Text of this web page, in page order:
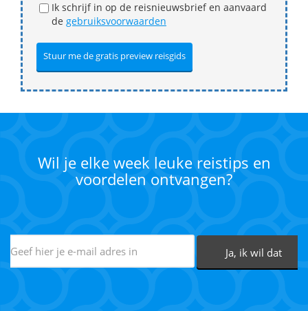
Ik schrijf in op de reisnieuwsbrief en aanvaard
de gebruiksvoorwaarden
Wil je elke week leuke reistips en
voordelen ontvangen?